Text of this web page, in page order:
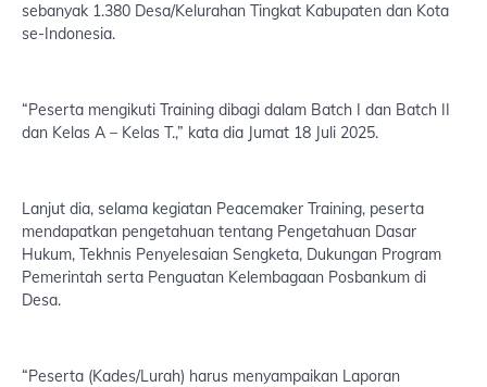
sebanyak 1.380 Desa/Kelurahan Tingkat Kabupaten dan Kota
se-Indonesia.
“Peserta mengikuti Training dibagi dalam Batch I dan Batch II
dan Kelas A – Kelas T.,” kata dia Jumat 18 Juli 2025.
Lanjut dia, selama kegiatan Peacemaker Training, peserta
mendapatkan pengetahuan tentang Pengetahuan Dasar
Hukum, Tekhnis Penyelesaian Sengketa, Dukungan Program
Pemerintah serta Penguatan Kelembagaan Posbankum di
Desa.
“Peserta (Kades/Lurah) harus menyampaikan Laporan